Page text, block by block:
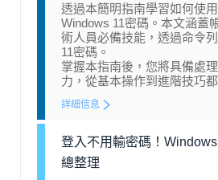
透過本簡明指南學習如何使
Windows 11密碼。本文涵蓋
術人員必備技能，透過命令
11密碼。
掌握本指南後，您將具備處
力，從基本操作到進階技巧
詳細信息
登入不用輸密碼！
總整理